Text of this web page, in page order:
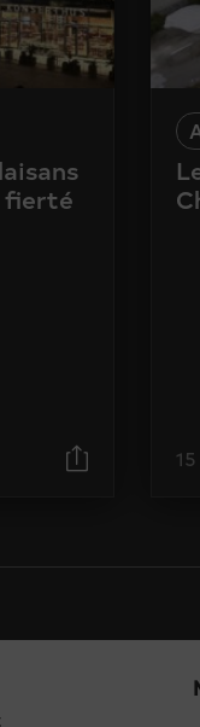
fierté